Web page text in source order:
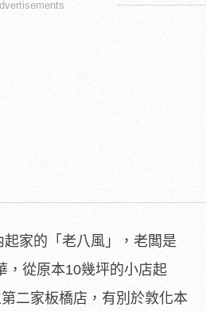
家的「老八風」，老闆是
，從原本10幾坪的小店起
二家板橋店，有別於敦化本